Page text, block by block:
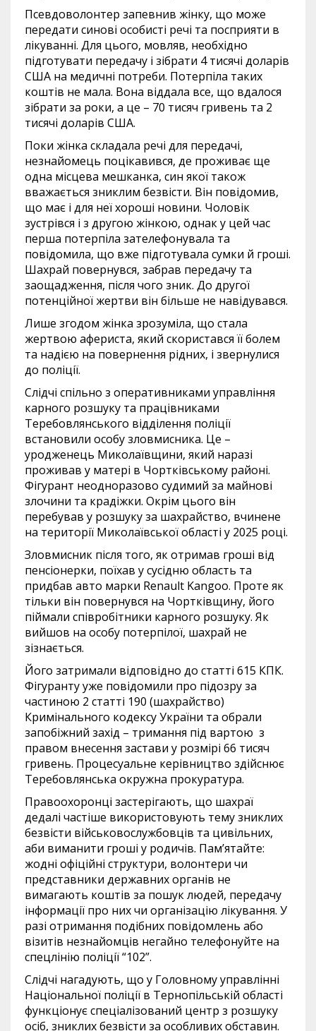
Псевдоволонтер запевнив жінку, що може
передати синові особисті речі та посприяти в
лікуванні. Для цього, мовляв, необхідно
підготувати передачу і зібрати 4 тисячі доларів
США на медичні потреби. Потерпіла таких
коштів не мала. Вона віддала все, що вдалося
зібрати за роки, а це – 70 тисяч гривень та 2
тисячі доларів США.
Поки жінка складала речі для передачі,
незнайомець поцікавився, де проживає ще
одна місцева мешканка, син якої також
вважається зниклим безвісти. Він повідомив,
що має і для неї хороші новини. Чоловік
зустрівся і з другою жінкою, однак у цей час
перша потерпіла зателефонувала та
повідомила, що вже підготувала сумки й гроші.
Шахрай повернувся, забрав передачу та
заощадження, після чого зник. До другої
потенційної жертви він більше не навідувався.
Лише згодом жінка зрозуміла, що стала
жертвою афериста, який скористався її болем
та надією на повернення рідних, і звернулися
до поліції.
Слідчі спільно з оперативниками управління
карного розшуку та працівниками
Теребовлянського відділення поліції
встановили особу зловмисника. Це –
уродженець Миколаївщини, який наразі
проживав у матері в Чортківському районі.
Фігурант неодноразово судимий за майнові
злочини та крадіжки. Окрім цього він
перебував у розшуку за шахрайство, вчинене
на території Миколаївської області у 2025 році.
Зловмисник після того, як отримав гроші від
пенсіонерки, поїхав у сусідню область та
придбав авто марки Renault Kangoo. Проте як
тільки він повернувся на Чортківщину, його
піймали співробітники карного розшуку. Як
вийшов на особу потерпілої, шахрай не
зізнається.
Його затримали відповідно до статті 615 КПК.
Фігуранту уже повідомили про підозру за
частиною 2 статті 190 (шахрайство)
Кримінального кодексу України та обрали
запобіжний захід – тримання під вартою з
правом внесення застави у розмірі 66 тисяч
гривень. Процесуальне керівництво здійснює
Теребовлянська окружна прокуратура.
Правоохоронці застерігають, що шахраї
дедалі частіше використовують тему зниклих
безвісти військовослужбовців та цивільних,
аби виманити гроші у родичів. Пам’ятайте:
жодні офіційні структури, волонтери чи
представники державних органів не
вимагають коштів за пошук людей, передачу
інформації про них чи організацію лікування. У
разі отримання подібних повідомлень або
візитів незнайомців негайно телефонуйте на
спецлінію поліції “102”.
Слідчі нагадують, що у Головному управлінні
Національної поліції в Тернопільській області
функціонує спеціалізований центр з розшуку
осіб, зниклих безвісти за особливих обставин.